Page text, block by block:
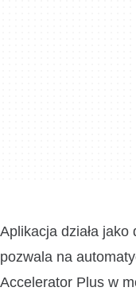
Aplikacja działa
pozwala na
Accelerator Plus w